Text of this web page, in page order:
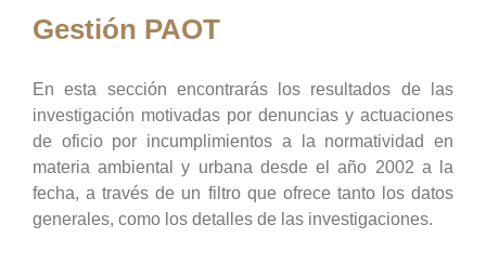
Gestión PAOT
En esta sección encontrarás los resultados de las
investigación motivadas por denuncias y actuaciones
de oficio por incumplimientos a la normatividad en
materia ambiental y urbana desde el año 2002 a la
fecha, a través de un filtro que ofrece tanto los datos
generales, como los detalles de las investigaciones.